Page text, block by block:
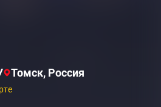
Томск, Россия